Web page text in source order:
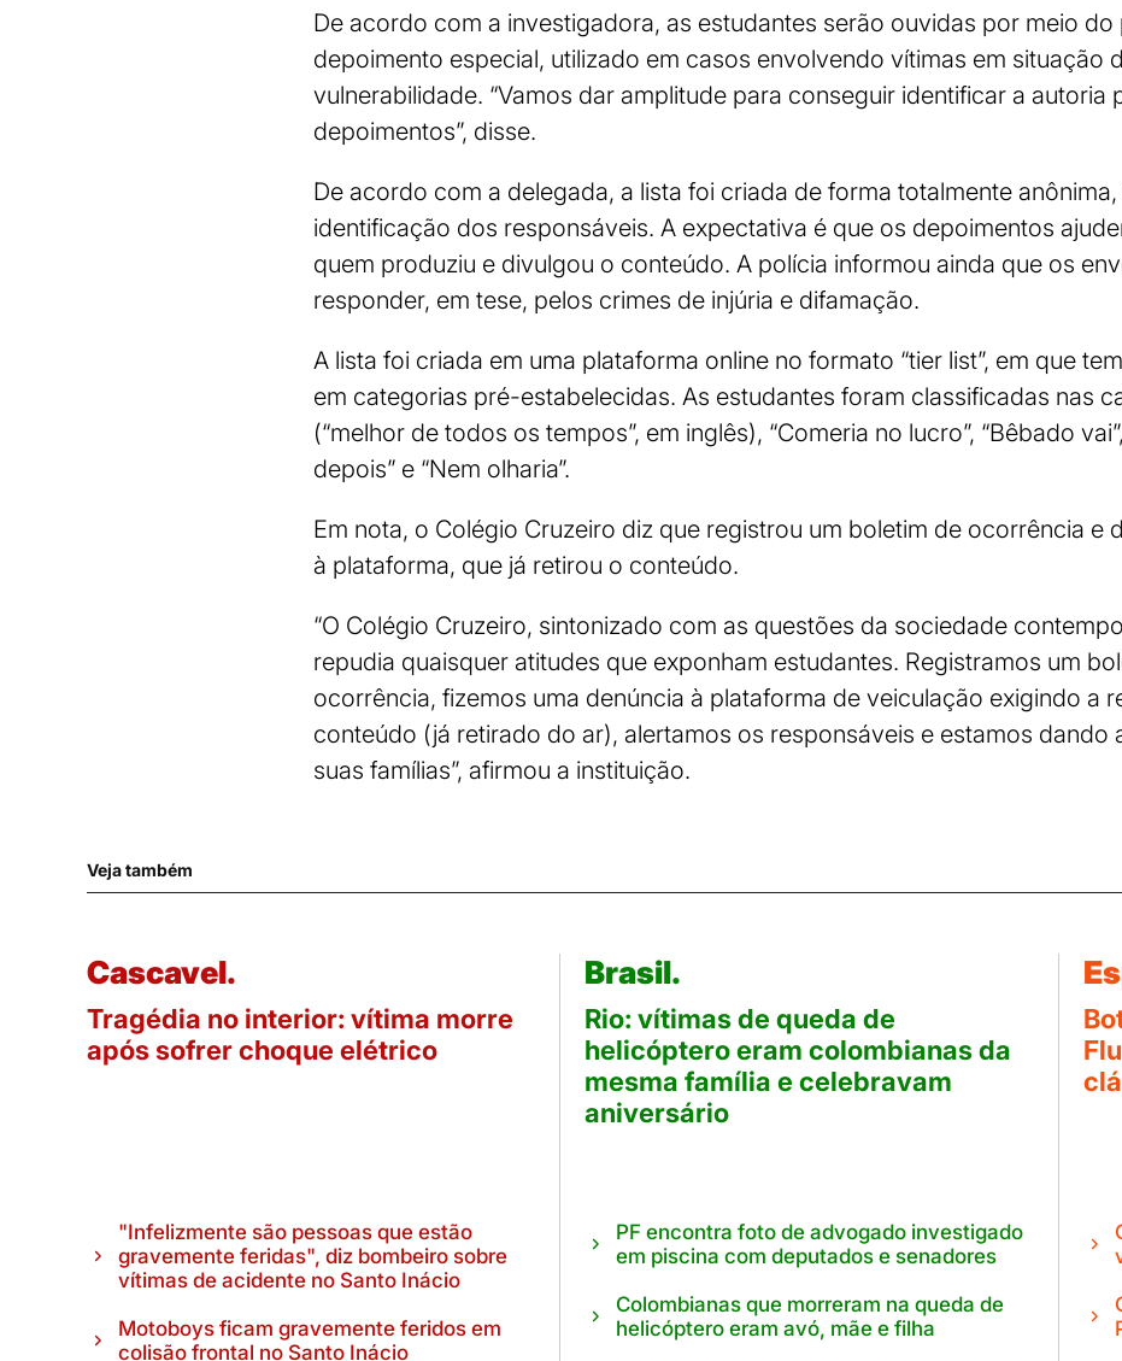
De acordo com a investigadora, as estudantes serão ouvidas por meio
depoimento especial, utilizado em casos envolvendo vítimas em situação
vulnerabilidade. “Vamos dar amplitude para conseguir identificar a autoria
depoimentos”, disse.
De acordo com a delegada, a lista foi criada de forma totalmente
identificação dos responsáveis. A expectativa é que os depoimentos
quem produziu e divulgou o conteúdo. A polícia informou ainda que os
responder, em tese, pelos crimes de injúria e difamação.
A lista foi criada em uma plataforma online no formato “tier list”, em que
em categorias pré-estabelecidas. As estudantes foram classificadas nas
(“melhor de todos os tempos”, em inglês), “Comeria no lucro”, “Bêbado
depois” e “Nem olharia”.
Em nota, o Colégio Cruzeiro diz que registrou um boletim de ocorrência e
à plataforma, que já retirou o conteúdo.
“O Colégio Cruzeiro, sintonizado com as questões da sociedade
repudia quaisquer atitudes que exponham estudantes. Registramos um
ocorrência, fizemos uma denúncia à plataforma de veiculação exigindo a
conteúdo (já retirado do ar), alertamos os responsáveis e estamos dando
suas famílias”, afirmou a instituição.
Veja também
Cascavel.
Tragédia no interior: vítima morre
após sofrer choque elétrico
"Infelizmente são pessoas que estão
gravemente feridas", diz bombeiro sobre
vítimas de acidente no Santo Inácio
Motoboys ficam gravemente feridos em
colisão frontal no Santo Inácio
Brasil.
Rio: vítimas de queda de
helicóptero eram colombianas da
mesma família e celebravam
aniversário
PF encontra foto de advogado investigado
em piscina com deputados e senadores
Colombianas que morreram na queda de
helicóptero eram avó, mãe e filha